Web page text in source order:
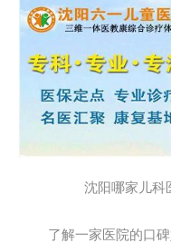
沈阳哪家儿科医
了解一家医院的口碑